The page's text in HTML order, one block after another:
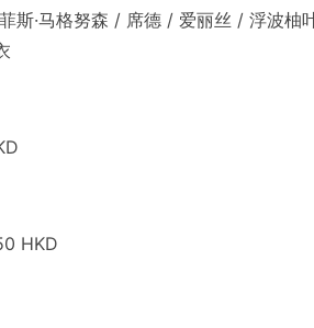
斯·马格努森 / 席德 / 爱丽丝 / 浮波
HKD